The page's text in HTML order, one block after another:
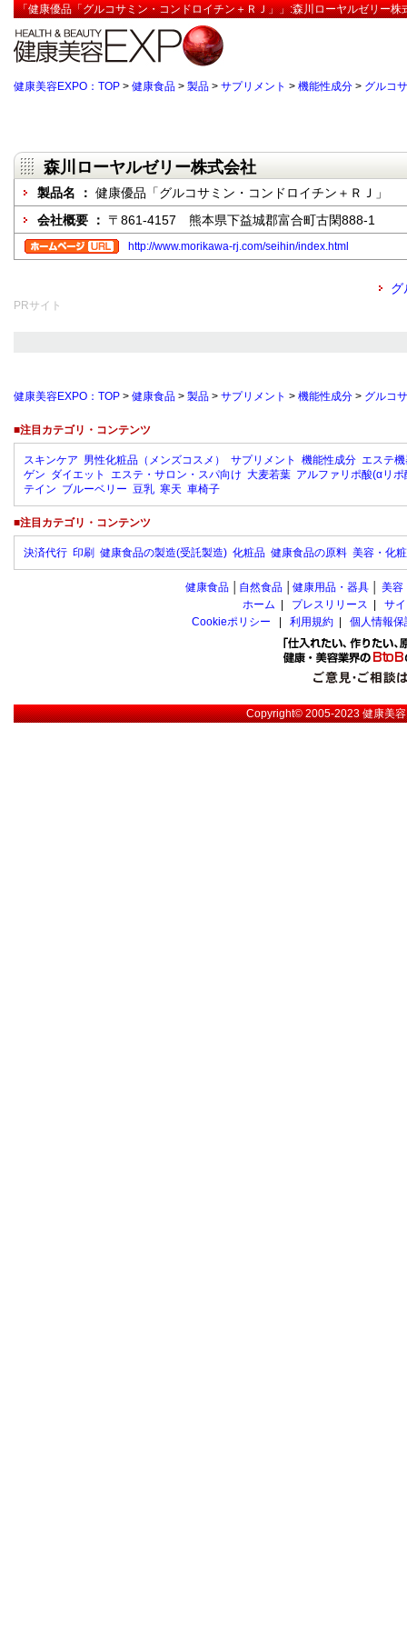
「健康優品「グルコサミン・コンドロイチン＋ＲＪ」」:森川ローヤルゼリー株
健康美容EXPO：TOP > 健康食品 > 製品 > サプリメント > 機能性成分 > グルコ
森川ローヤルゼリー株式会社
製品名 ： 健康優品「グルコサミン・コンドロイチン＋ＲＪ」
会社概要 ： 〒861-4157 熊本県下益城郡富合町古閑888-1
http://www.morikawa-rj.com/seihin/index.html
グ
PRサイト
健康美容EXPO：TOP > 健康食品 > 製品 > サプリメント > 機能性成分 > グルコ
■注目カテゴリ・コンテンツ
スキンケア 男性化粧品（メンズコスメ） サプリメント 機能性成分 エステ
ゲン ダイエット エステ・サロン・スパ向け 大麦若葉 アルファリポ酸(αリポ
テイン ブルーベリー 豆乳 寒天 車椅子
■注目カテゴリ・コンテンツ
決済代行 印刷 健康食品の製造(受託製造) 化粧品 健康食品の原料 美容・化
健康食品 自然食品 健康用品・器具 美容
ホーム
プレスリリース
サ
Cookieポリシー
利用規約 個人情報
Copyright© 2005-2023健康美